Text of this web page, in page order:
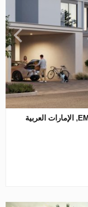
4 غرف نوم تاون هاوس في EMAAR South, الإمارات العربية